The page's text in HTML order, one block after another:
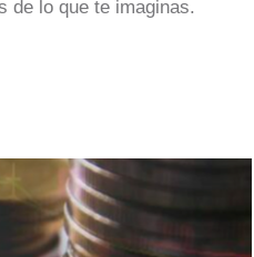
de lo que te imaginas.